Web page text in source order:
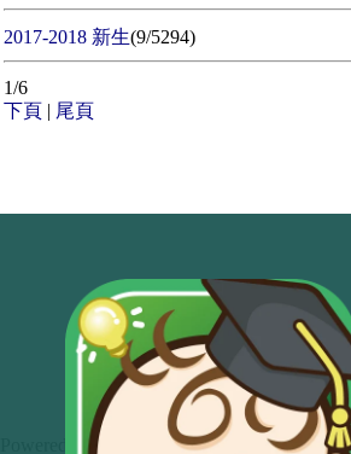
2017-2018 新生(9/5294)
1/6
下頁 | 尾頁
Powered by Baby Kingdom